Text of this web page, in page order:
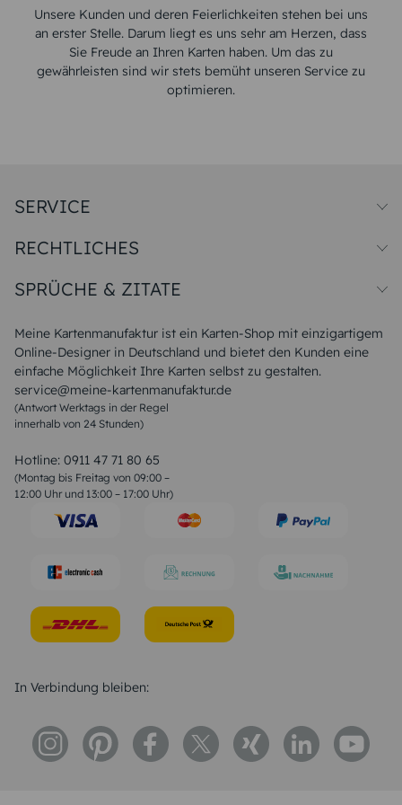
Unsere Kunden und deren Feierlichkeiten stehen bei uns
an erster Stelle. Darum liegt es uns sehr am Herzen, dass
Sie Freude an Ihren Karten haben. Um das zu
gewährleisten sind wir stets bemüht unseren Service zu
optimieren.
Meine Kartenmanufaktur ist ein Karten-Shop mit einzigartigem
Online-Designer in Deutschland und bietet den Kunden eine
einfache Möglichkeit Ihre Karten selbst zu gestalten.
service@meine-kartenmanufaktur.de
(Antwort Werktags in der Regel
innerhalb von 24 Stunden)
Hotline: 0911 47 71 80 65
(Montag bis Freitag von 09:00 –
12:00 Uhr und 13:00 – 17:00 Uhr)
SERVICE
Papiersorten
Unsere Produktion
Magazin
FAQ
RECHTLICHES
Widerrufsbelehrung
SPRÜCHE & ZITATE
Liebeskummer Sprüche
Sommer Sprüche
Muttertagssprüche
Sprüche zur Hochzeit
Sprüche zur Konfirmation & Kommunion
Weihnachtsgedichte
Liebessprüche
Geburtstagssprüche
Trauersprüche
Konfirmation Glückwünsche
In Verbindung bleiben: